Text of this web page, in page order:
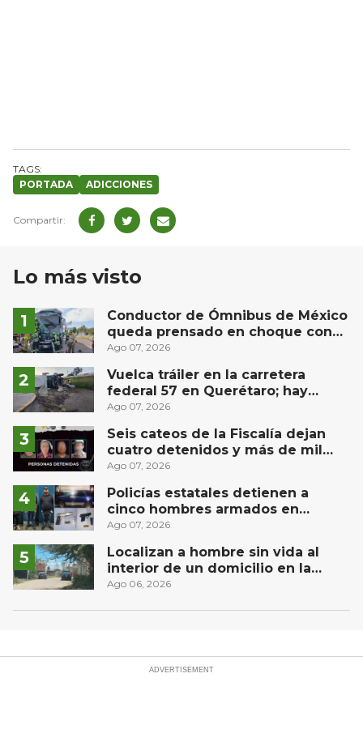
PORTADA ADICCIONES
Lo más visto
Conductor de Ómnibus de México
queda prensado en choque con
materialista en San Juan del Río
Ago 07, 2026
Vuelca tráiler en la carretera
federal 57 en Querétaro; hay
derrame de combustible
Ago 07, 2026
Seis cateos de la Fiscalía dejan
cuatro detenidos y más de mil
dosis aseguradas en Querétaro
Ago 07, 2026
Policías estatales detienen a
cinco hombres armados en
Puebla capital
Ago 07, 2026
Localizan a hombre sin vida al
interior de un domicilio en la
comunidad El Rodeo, San Juan del
Ago 06, 2026